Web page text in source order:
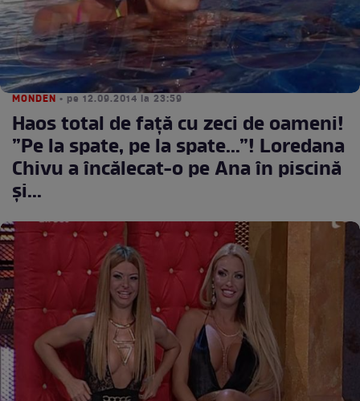
MONDEN • pe 12.09.2014 la 23:59
Haos total de față cu zeci de oameni!
”Pe la spate, pe la spate...”! Loredana
Chivu a încălecat-o pe Ana în piscină
și...